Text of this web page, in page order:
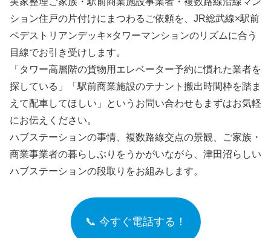
ション住戸の片付けにまつわるご依頼を、JR総武線×駅前
ペデストリアンデッキ×タワーマンションのリズムに合う
目線でお引き受けします。
「タワー高層階の貨物用エレベーター予約に慣れた業者を
探している」「駅前商業施設のテナント搬出時間枠を踏ま
えて配車してほしい」というお問い合わせもまずはお気軽
にお伝えください。
ハブステーションの事情、複数路線交点の景観、ご家族・
商業事業者の暮らしぶりをうかがいながら、津田沼らしい
ハブステーションの段取りをお組みします。
📞 今すぐ電話する！